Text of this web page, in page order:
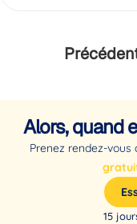
Alors, quand
Prenez rendez-vous
15